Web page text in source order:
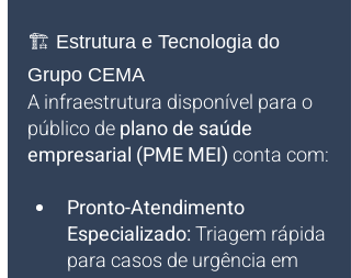
🏗️ Estrutura e Tecnologia do
Grupo CEMA
A infraestrutura disponível para o
público de plano de saúde
empresarial (PME MEI) conta com:
Pronto-Atendimento
Especializado: Triagem rápida
para casos de urgência em